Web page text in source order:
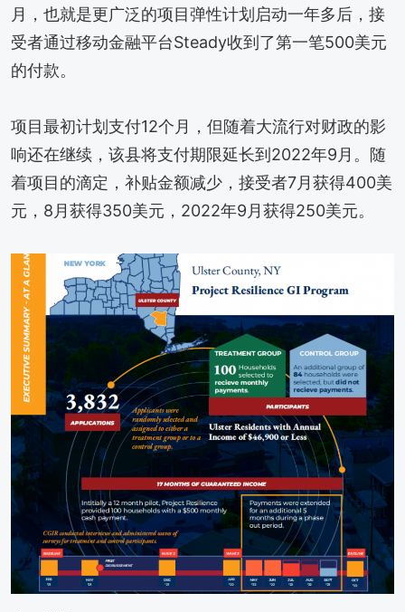
月，也就是更广泛的项目弹性计划启动一年多后，接
受者通过移动金融平台Steady收到了第一笔500美元
的付款。
项目最初计划支付12个月，但随着大流行对财政的影
响还在继续，该县将支付期限延长到2022年9月。随
着项目的滴定，补贴金额减少，接受者7月获得400美
元，8月获得350美元，2022年9月获得250美元。